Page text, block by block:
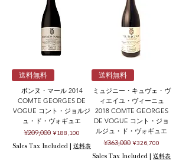
送料無料
ボンヌ・マール 2014
COMTE GEORGES DE
VOGUE コント・ジョルジ
ュ・ド・ヴォギュエ
Regular Price
¥209,000 Sale Price
¥188,100
Sales Tax Included | 送料表
送料無料
ミュジニー・キュヴェ・ヴ
ィエイユ・ヴィーニュ
2018 COMTE GEORGES
DE VOGUE コント・ジョ
ルジュ・ド・ヴォギュエ
Regular Price
¥363,000 Sale Price
¥326,700
Sales Tax Included | 送料表